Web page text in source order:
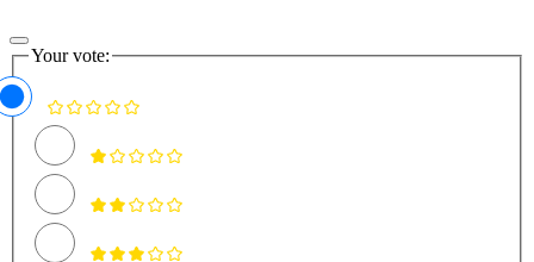
Your vote: